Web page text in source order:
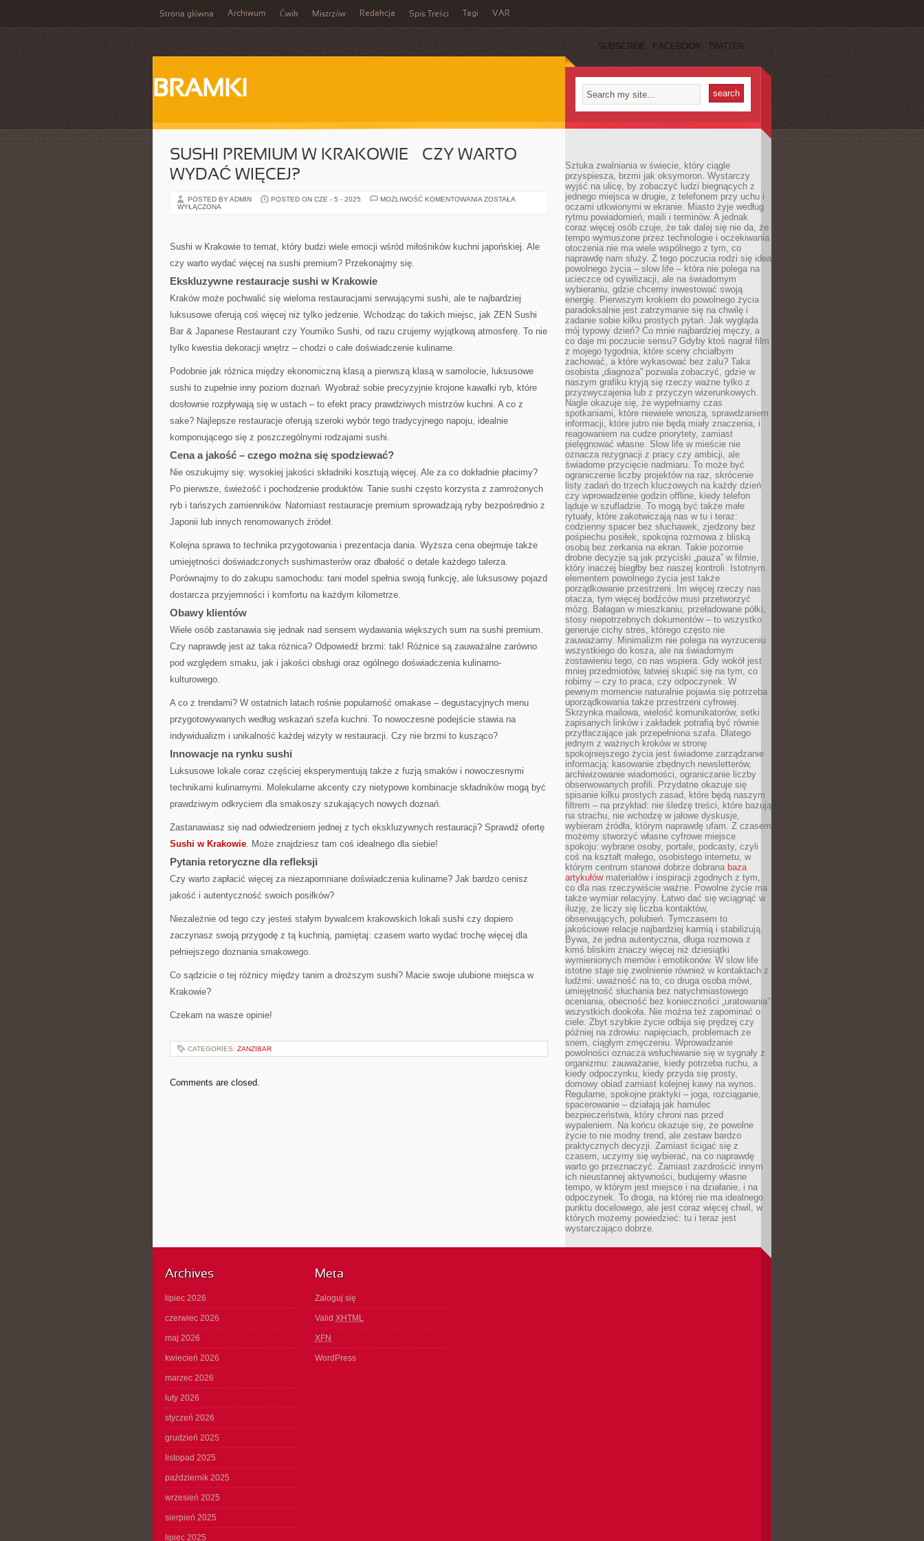
Strona główna Archiwum Ćwik Mistrzów Redakcja Spis Treści Tagi VAR
SUBSCRIBE FACEBOOK TWITTER
BRAMKI
SUSHI PREMIUM W KRAKOWIE – CZY WARTO
WYDAĆ WIĘCEJ?
POSTED BY ADMIN POSTED ON CZE - 5 - 2025 MOŻLIWOŚĆ KOMENTOWANIA SUSHI
WARTO
WYDAĆ
ZOSTAŁA
WYŁĄCZONA
Sushi w Krakowie to temat, który budzi wiele emocji wśród miłośników kuchni japońskiej. Ale
czy warto wydać więcej na sushi premium? Przekonajmy się.
Ekskluzywne restauracje sushi w Krakowie
Kraków może pochwalić się wieloma restauracjami serwującymi sushi, ale te najbardziej
luksusowe oferują coś więcej niż tylko jedzenie. Wchodząc do takich miejsc, jak ZEN Sushi
Bar & Japanese Restaurant czy Youmiko Sushi, od razu czujemy wyjątkową atmosferę. To nie
tylko kwestia dekoracji wnętrz – chodzi o całe doświadczenie kulinarne.
Podobnie jak różnica między ekonomiczną klasą a pierwszą klasą w samolocie, luksusowe
sushi to zupełnie inny poziom doznań. Wyobraź sobie precyzyjnie krojone kawałki ryb, które
dosłownie rozpływają się w ustach – to efekt pracy prawdziwych mistrzów kuchni. A co z
sake? Najlepsze restauracje oferują szeroki wybór tego tradycyjnego napoju, idealnie
komponującego się z poszczególnymi rodzajami sushi.
Cena a jakość – czego można się spodziewać?
Nie oszukujmy się: wysokiej jakości składniki kosztują więcej. Ale za co dokładnie płacimy?
Po pierwsze, świeżość i pochodzenie produktów. Tanie sushi często korzysta z zamrożonych
ryb i tańszych zamienników. Natomiast restauracje premium sprowadzają ryby bezpośrednio z
Japonii lub innych renomowanych źródeł.
Kolejna sprawa to technika przygotowania i prezentacja dania. Wyższa cena obejmuje także
umiejętności doświadczonych sushimasterów oraz dbałość o detale każdego talerza.
Porównajmy to do zakupu samochodu: tani model spełnia swoją funkcję, ale luksusowy pojazd
dostarcza przyjemności i komfortu na każdym kilometrze.
Obawy klientów
Wiele osób zastanawia się jednak nad sensem wydawania większych sum na sushi premium.
Czy naprawdę jest aż taka różnica? Odpowiedź brzmi: tak! Różnice są zauważalne zarówno
pod względem smaku, jak i jakości obsługi oraz ogólnego doświadczenia kulinarno-
kulturowego.
A co z trendami? W ostatnich latach rośnie popularność omakase – degustacyjnych menu
przygotowywanych według wskazań szefa kuchni. To nowoczesne podejście stawia na
indywidualizm i unikalność każdej wizyty w restauracji. Czy nie brzmi to kusząco?
Innowacje na rynku sushi
Luksusowe lokale coraz częściej eksperymentują także z fuzją smaków i nowoczesnymi
technikami kulinarnymi. Molekularne akcenty czy nietypowe kombinacje składników mogą być
prawdziwym odkryciem dla smakoszy szukających nowych doznań.
Zastanawiasz się nad odwiedzeniem jednej z tych ekskluzywnych restauracji? Sprawdź ofertę
Sushi w Krakowie. Może znajdziesz tam coś idealnego dla siebie!
Pytania retoryczne dla refleksji
Czy warto zapłacić więcej za niezapomniane doświadczenia kulinarne? Jak bardzo cenisz
jakość i autentyczność swoich posiłków?
Niezależnie od tego czy jesteś stałym bywalcem krakowskich lokali sushi czy dopiero
zaczynasz swoją przygodę z tą kuchnią, pamiętaj: czasem warto wydać trochę więcej dla
pełniejszego doznania smakowego.
Co sądzicie o tej różnicy między tanim a droższym sushi? Macie swoje ulubione miejsca w
Krakowie?
Czekam na wasze opinie!
CATEGORIES: ZANZIBAR
Comments are closed.
Sztuka zwalniania w świecie, który ciągle
przyspiesza, brzmi jak oksymoron. Wystarczy
wyjść na ulicę, by zobaczyć ludzi biegnących z
jednego miejsca w drugie, z telefonem przy uchu i
oczami utkwionymi w ekranie. Miasto żyje według
rytmu powiadomień, maili i terminów. A jednak
coraz więcej osób czuje, że tak dalej się nie da, że
tempo wymuszone przez technologie i oczekiwania
otoczenia nie ma wiele wspólnego z tym, co
naprawdę nam służy. Z tego poczucia rodzi się idea
powolnego życia – slow life – która nie polega na
ucieczce od cywilizacji, ale na świadomym
wybieraniu, gdzie chcemy inwestować swoją
energię. Pierwszym krokiem do powolnego życia
paradoksalnie jest zatrzymanie się na chwilę i
zadanie sobie kilku prostych pytań. Jak wygląda
mój typowy dzień? Co mnie najbardziej męczy, a
co daje mi poczucie sensu? Gdyby ktoś nagrał film
z mojego tygodnia, które sceny chciałbym
zachować, a które wykasować bez żalu? Taka
osobista „diagnoza” pozwala zobaczyć, gdzie w
naszym grafiku kryją się rzeczy ważne tylko z
przyzwyczajenia lub z przyczyn wizerunkowych.
Nagle okazuje się, że wypełniamy czas
spotkaniami, które niewiele wnoszą, sprawdzaniem
informacji, które jutro nie będą miały znaczenia, i
reagowaniem na cudze priorytety, zamiast
pielęgnować własne. Slow life w mieście nie
oznacza rezygnacji z pracy czy ambicji, ale
świadome przycięcie nadmiaru. To może być
ograniczenie liczby projektów na raz, skrócenie
listy zadań do trzech kluczowych na każdy dzień
czy wprowadzenie godzin offline, kiedy telefon
ląduje w szufladzie. To mogą być także małe
rytuały, które zakotwiczają nas w tu i teraz:
codzienny spacer bez słuchawek, zjedzony bez
pośpiechu posiłek, spokojna rozmowa z bliską
osobą bez zerkania na ekran. Takie pozornie
drobne decyzje są jak przyciski „pauza” w filmie,
który inaczej biegłby bez naszej kontroli. Istotnym
elementem powolnego życia jest także
porządkowanie przestrzeni. Im więcej rzeczy nas
otacza, tym więcej bodźców musi przetworzyć
mózg. Bałagan w mieszkaniu, przeładowane półki,
stosy niepotrzebnych dokumentów – to wszystko
generuje cichy stres, którego często nie
zauważamy. Minimalizm nie polega na wyrzuceniu
wszystkiego do kosza, ale na świadomym
zostawieniu tego, co nas wspiera. Gdy wokół jest
mniej przedmiotów, łatwiej skupić się na tym, co
robimy – czy to praca, czy odpoczynek. W
pewnym momencie naturalnie pojawia się potrzeba
uporządkowania także przestrzeni cyfrowej.
Skrzynka mailowa, wielość komunikatorów, setki
zapisanych linków i zakładek potrafią być równie
przytłaczające jak przepełniona szafa. Dlatego
jednym z ważnych kroków w stronę
spokojniejszego życia jest świadome zarządzanie
informacją: kasowanie zbędnych newsletterów,
archiwizowanie wiadomości, ograniczanie liczby
obserwowanych profili. Przydatne okazuje się
spisanie kilku prostych zasad, które będą naszym
filtrem – na przykład: nie śledzę treści, które bazują
na strachu, nie wchodzę w jałowe dyskusje,
wybieram źródła, którym naprawdę ufam. Z czasem
możemy stworzyć własne cyfrowe miejsce
spokoju: wybrane osoby, portale, podcasty, czyli
coś na kształt małego, osobistego internetu, w
którym centrum stanowi dobrze dobrana baza
artykułówmateriałów i inspiracji zgodnych z tym,
co dla nas rzeczywiście ważne. Powolne życie ma
także wymiar relacyjny. Łatwo dać się wciągnąć w
iluzję, że liczy się liczba kontaktów,
obserwujących, polubień. Tymczasem to
jakościowe relacje najbardziej karmią i stabilizują.
Bywa, że jedna autentyczna, długa rozmowa z
kimś bliskim znaczy więcej niż dziesiątki
wymienionych memów i emotikonów. W slow life
istotne staje się zwolnienie również w kontaktach z
ludźmi: uważność na to, co druga osoba mówi,
umiejętność słuchania bez natychmiastowego
oceniania, obecność bez konieczności „uratowania”
wszystkich dookoła. Nie można też zapominać o
ciele. Zbyt szybkie życie odbija się prędzej czy
później na zdrowiu: napięciach, problemach ze
snem, ciągłym zmęczeniu. Wprowadzanie
powolności oznacza wsłuchiwanie się w sygnały z
organizmu: zauważanie, kiedy potrzeba ruchu, a
kiedy odpoczynku, kiedy przyda się prosty,
domowy obiad zamiast kolejnej kawy na wynos.
Regularne, spokojne praktyki – joga, rozciąganie,
spacerowanie – działają jak hamulec
bezpieczeństwa, który chroni nas przed
wypaleniem. Na końcu okazuje się, że powolne
życie to nie modny trend, ale zestaw bardzo
praktycznych decyzji. Zamiast ścigać się z
czasem, uczymy się wybierać, na co naprawdę
warto go przeznaczyć. Zamiast zazdrościć innym
ich nieustannej aktywności, budujemy własne
tempo, w którym jest miejsce i na działanie, i na
odpoczynek. To droga, na której nie ma idealnego
punktu docelowego, ale jest coraz więcej chwil, w
których możemy powiedzieć: tu i teraz jest
wystarczająco dobrze.
Archives
lipiec 2026
czerwiec 2026
maj 2026
kwiecień 2026
marzec 2026
luty 2026
styczeń 2026
grudzień 2025
listopad 2025
październik 2025
wrzesień 2025
sierpień 2025
lipiec 2025
Meta
Zaloguj się
Valid XHTML
XFN
WordPress